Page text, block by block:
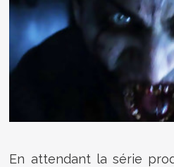
En attendant la série